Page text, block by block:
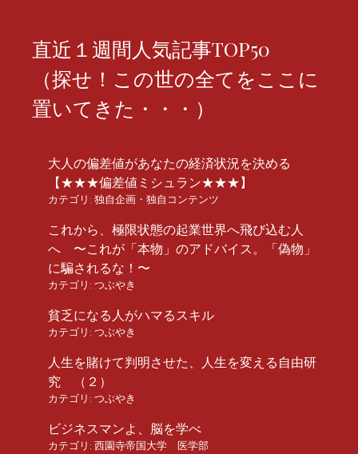
直近１週間人気記事TOP50
（探せ！この世の全てをここに
置いてきた・・・）
大人の偏差値があなたの経済状況を決める
【★★★偏差値ミシュラン★★★】
カテゴリ: 独自企画・独自コンテンツ
これから、極限状態の起業世界へ飛び込む人
へ 〜これが「本物」のアドバイス。「偽物」
に騙されるな！〜
カテゴリ: つぶやき
貧乏になる人がハマるスキル
カテゴリ: つぶやき
人生を賭けて判明させた、人生を変える自由研
究 （２）
カテゴリ: つぶやき
ビジネスマンよ、脳を学べ
カテゴリ: 西園寺帝国大学 医学部